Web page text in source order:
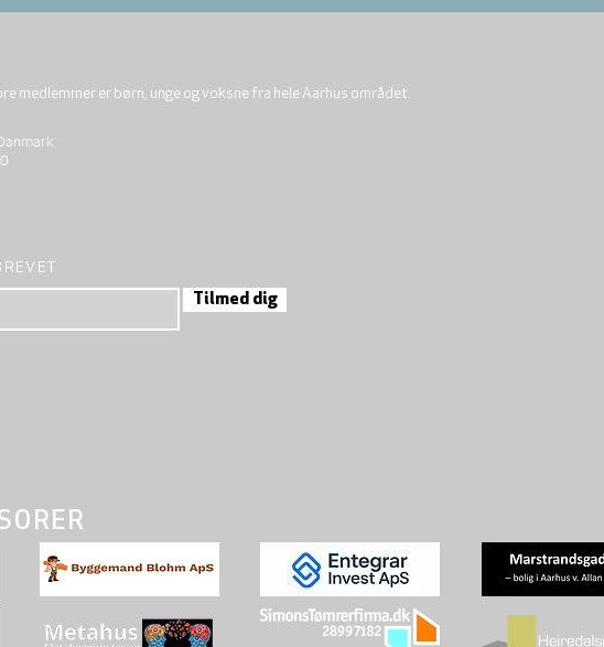
medlemmer er børn, unge og voksne fra hele Aarhus området.
Tilmed dig